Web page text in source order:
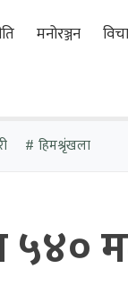
मनोरञ्जन
हिमश्रृंखला
५४०